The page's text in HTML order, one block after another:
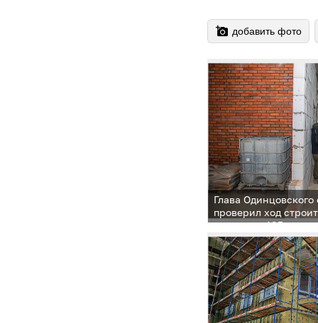
добавить фото
Глава
проверил ход
садика на 185
Новоивановское